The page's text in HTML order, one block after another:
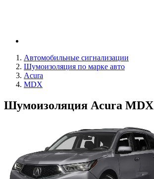
Автомобильные сигнализации
Шумоизоляция по марке авто
Acura
MDX
Шумоизоляция Acura MDX